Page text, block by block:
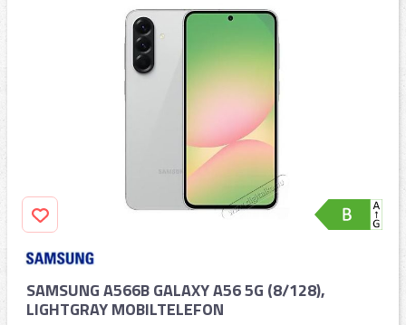
SAMSUNG A566B GALAXY A56 5G (8/128),
LIGHTGRAY MOBILTELEFON